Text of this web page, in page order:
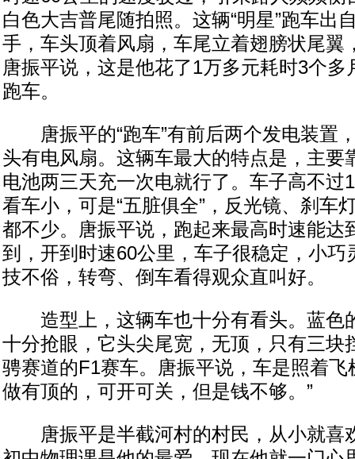
白色大吉普尾随拍照。这辆“明星”跑车出
手，车头顶着风扇，车尾立着翅膀状尾翼
唐振平说，这是他花了1万多元耗时3个多
跑车。
唐振平的“跑车”有前后两个发电装置
头有电风扇。这辆车最大的特点是，主要
电池两三天充一次电就行了。车子高不过
看车小，可是“五脏俱全”，反光镜、刹
都不少。唐振平说，跑起来最高时速能达
到，开到时速60公里，车子很稳定，小巧
技不俗，转弯、倒车看得观众直叫好。
造型上，这辆车也十分有看头。蓝色
十分抢眼，它头尖尾宽，无顶，只有三块
骋赛道的F1赛车。唐振平说，车是照着飞
做有顶的，可开可关，但是钱不够。”
唐振平是半截河村的村民，从小就喜